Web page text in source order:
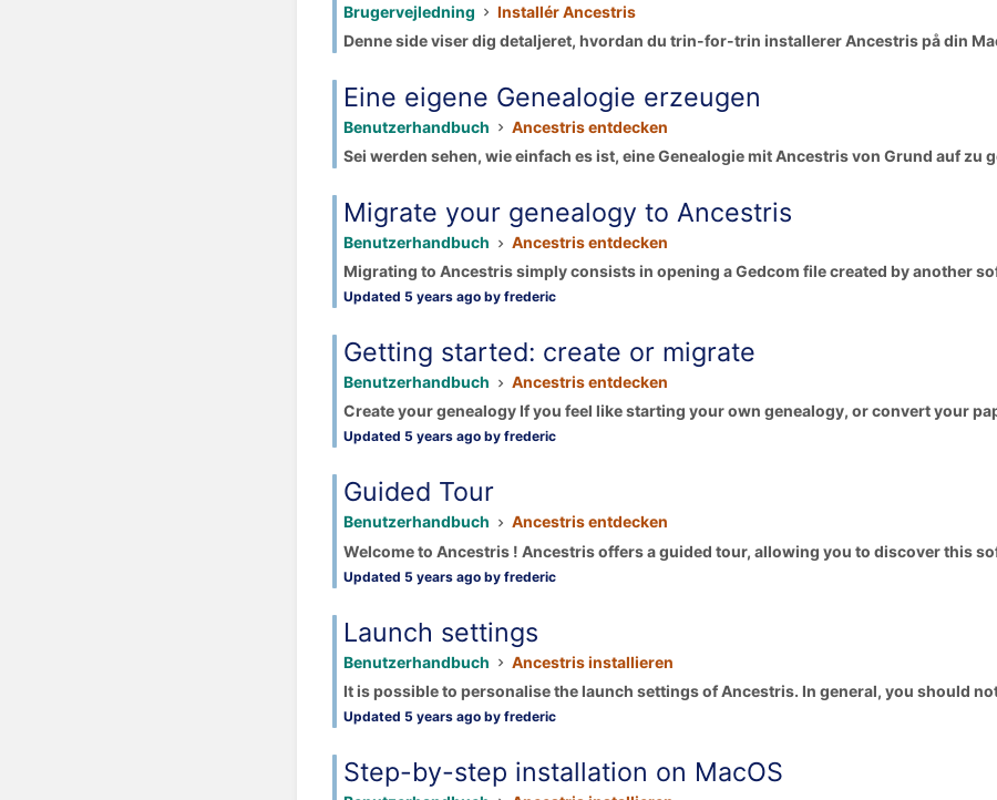
Brugervejledning
Installér Ancestris
Denne side viser dig detaljeret, hvordan du trin-for-trin installerer Ancestris på din
Eine eigene Genealogie erzeugen
Benutzerhandbuch
Ancestris entdecken
Sei werden sehen, wie einfach es ist, eine Genealogie mit Ancestris von Grund auf zu
Migrate your genealogy to Ancestris
Benutzerhandbuch
Ancestris entdecken
Migrating to Ancestris simply consists in opening a Gedcom file created by another
Updated 5 years ago by frederic
Getting started: create or migrate
Benutzerhandbuch
Ancestris entdecken
Create your genealogy If you feel like starting your own genealogy, or convert your
Updated 5 years ago by frederic
Guided Tour
Benutzerhandbuch
Ancestris entdecken
Welcome to Ancestris ! Ancestris offers a guided tour, allowing you to discover this
Updated 5 years ago by frederic
Launch settings
Benutzerhandbuch
Ancestris installieren
It is possible to personalise the launch settings of Ancestris. In general, you should
Updated 5 years ago by frederic
Step-by-step installation on MacOS